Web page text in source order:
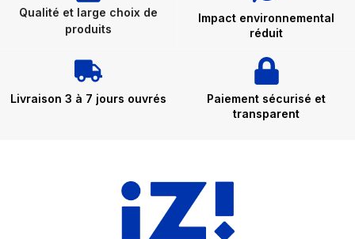
Qualité et large choix de
produits
Impact environnemental
réduit
Livraison 3 à 7 jours ouvrés
Paiement sécurisé et
transparent